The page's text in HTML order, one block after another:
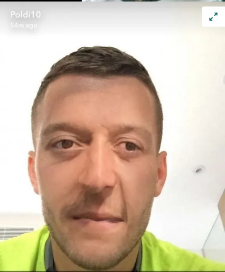
ilgili mevzuata uygun olarak kullanılan çerezlerle ilgili bilgi
almak için lütfen